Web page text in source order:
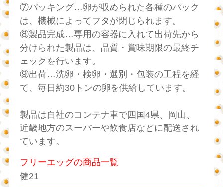
⑦パッキング…卵が収められた各種のパック
は、機械によってフタが閉じられます。
⑧製品完成…専用の容器に入れて出荷先から
分けられた製品は、品質・賞味期限の最終チ
ェックを行います。
⑨出荷…洗卵・検卵・選別・包装の工程を経
て、毎日約30トンの卵を供給しています。
製品は自社のコンテナ車で四国4県、岡山、
近畿地方のスーパーや飲食店などに配送され
ています。
フリーエッグの商品一覧
健21